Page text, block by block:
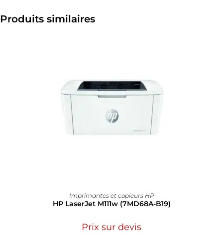
Produits similaires
Imprimantes et copieurs HP
HP LaserJet M111w (7MD68A-B19)
Prix sur devis